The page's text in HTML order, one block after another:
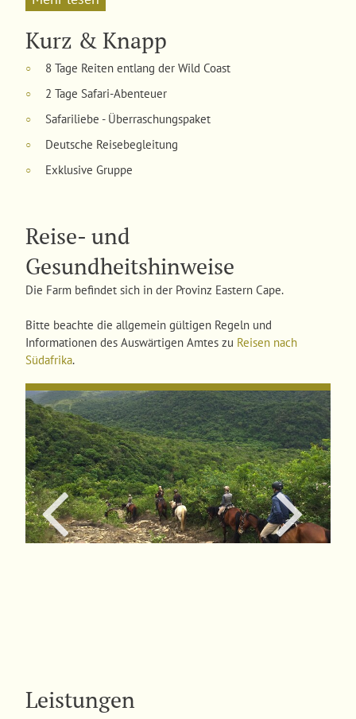
unserer Mitarbeiterin Alexa - mit Herz, Erfahrung und
Leidenschaft für besondere Reiterlebnisse.
Im Oktober 2015 waren wir mit Ingrid Klimke unterwegs auf
Kurz & Knapp
○ 8 Tage Reiten entlang der Wild Coast
○ 2 Tage Safari-Abenteuer
○ Safariliebe - Überraschungspaket
○ Deutsche Reisebegleitung
○ Exklusive Gruppe
Reise- und
Gesundheitshinweise
Die Farm befindet sich in der Provinz Eastern Cape.
Bitte beachte die allgemein gültigen Regeln und
Informationen des Auswärtigen Amtes zu Reisen nach
Südafrika.
Leistungen